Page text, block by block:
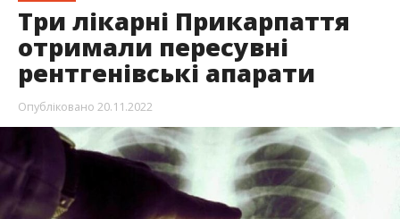
Три лікарні Прикарпаття
отримали пересувні
рентгенівські апарати
Опубліковано 20.11.2022